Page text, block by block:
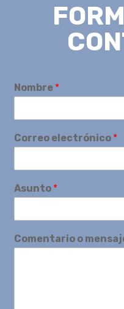
Nombre *
Correo electrónico *
Asunto *
Comentario o